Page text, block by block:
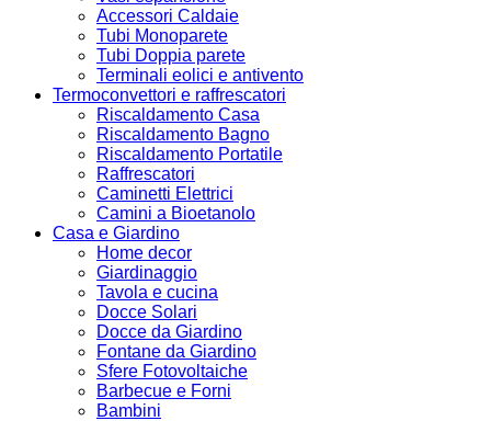
Accessori Caldaie
Tubi Monoparete
Tubi Doppia parete
Terminali eolici e antivento
Termoconvettori e raffrescatori
Riscaldamento Casa
Riscaldamento Bagno
Riscaldamento Portatile
Raffrescatori
Caminetti Elettrici
Camini a Bioetanolo
Casa e Giardino
Home decor
Giardinaggio
Tavola e cucina
Docce Solari
Docce da Giardino
Fontane da Giardino
Sfere Fotovoltaiche
Barbecue e Forni
Bambini